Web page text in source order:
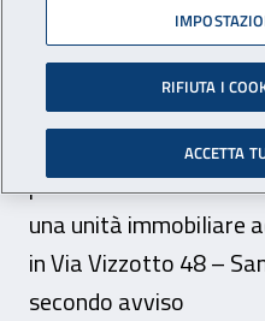
immobiliare
abitativo
Scade il 30 agosto
presentazione delle
una unità immobiliare
in Via Vizzotto 48 –
secondo avviso
RIFIUTA I
ACCETTA